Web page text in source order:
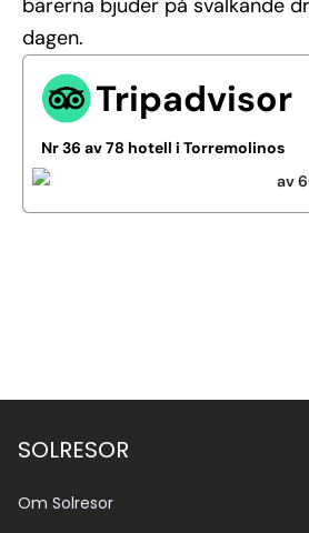
barerna bjuder på svalkande
dagen.
Tripadvisor
Nr 36 av 78 hotell i Torremolinos
av
SOLRESOR
Om Solresor